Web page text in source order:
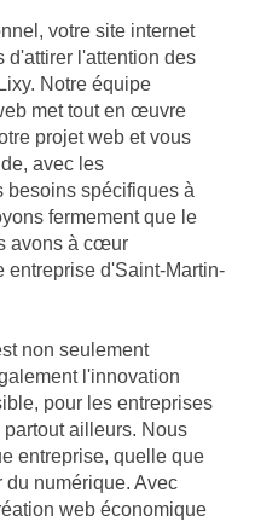
votre site internet
d'attirer l'attention des
Notre équipe
met tout en œuvre
projet web et vous
avec les
besoins spécifiques à
fermement que le
avons à cœur
entreprise d'Saint-Martin-
non seulement
l'innovation
pour les entreprises
ailleurs. Nous
entreprise, quelle que
numérique. Avec
web économique